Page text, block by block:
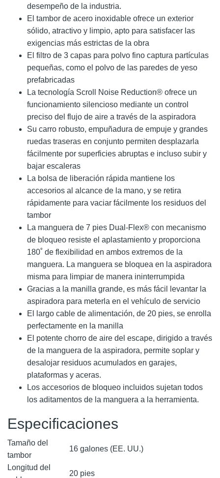
desempeño de la industria.
El tambor de acero inoxidable ofrece un exterior
sólido, atractivo y limpio, apto para satisfacer las
exigencias más estrictas de la obra
El filtro de 3 capas para polvo fino captura partículas
pequeñas, como el polvo de las paredes de yeso
prefabricadas
La tecnología Scroll Noise Reduction® ofrece un
funcionamiento silencioso mediante un control
preciso del flujo de aire a través de la aspiradora
Su carro robusto, empuñadura de empuje y grandes
ruedas traseras en conjunto permiten desplazarla
fácilmente por superficies abruptas e incluso subir y
bajar escaleras
La bolsa de liberación rápida mantiene los
accesorios al alcance de la mano, y se retira
rápidamente para vaciar fácilmente los residuos del
tambor
La manguera de 7 pies Dual-Flex® con mecanismo
de bloqueo resiste el aplastamiento y proporciona
180˚ de flexibilidad en ambos extremos de la
manguera. La manguera se bloquea en la aspiradora
misma para limpiar de manera ininterrumpida
Gracias a la manilla grande, es más fácil levantar la
aspiradora para meterla en el vehículo de servicio
El largo cable de alimentación, de 20 pies, se enrolla
perfectamente en la manilla
El potente chorro de aire del escape, dirigido a través
de la manguera de la aspiradora, permite soplar y
desalojar residuos acumulados en garajes,
plataformas y aceras.
Los accesorios de bloqueo incluidos sujetan todos
los aditamentos de la manguera a la herramienta.
Especificaciones
Tamaño del
tambor
16 galones (EE. UU.)
Longitud del
20 pies